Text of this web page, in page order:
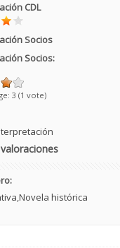
CDL
Socios
Socios:
3 (1 vote)
Novela histórica